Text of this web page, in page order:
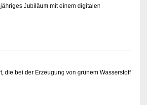
Jubiläum mit einem digitalen
die bei der Erzeugung von grünem Wasserstoff